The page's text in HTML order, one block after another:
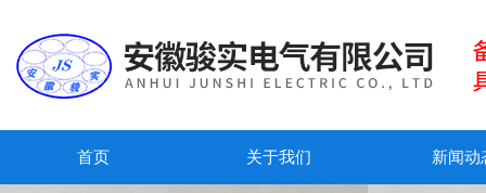
首页 关于我们 新闻动